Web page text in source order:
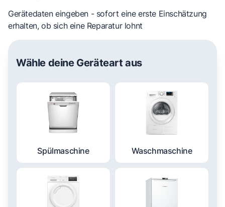
Gerätedaten eingeben - sofort eine erste Einschätzung
erhalten, ob sich eine Reparatur lohnt
Wähle deine Geräteart aus
Spülmaschine Waschmaschine